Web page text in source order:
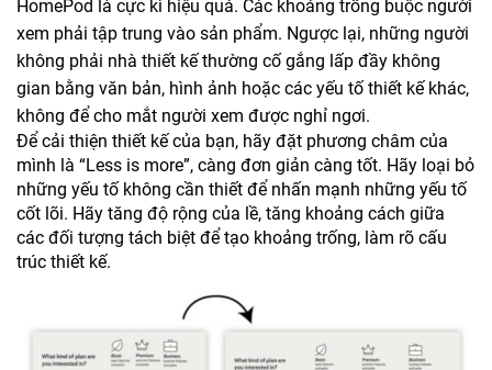
HomePod là cực kì hiệu quả. Các khoảng trống buộc người
xem phải tập trung vào sản phẩm. Ngược lại, những người
không phải nhà thiết kế thường cố gắng lấp đầy không
gian bằng văn bản, hình ảnh hoặc các yếu tố thiết kế khác,
không để cho mắt người xem được nghỉ ngơi.
Để cải thiện thiết kế của bạn, hãy đặt phương châm của
mình là “Less is more”, càng đơn giản càng tốt. Hãy loại bỏ
những yếu tố không cần thiết để nhấn mạnh những yếu tố
cốt lõi. Hãy tăng độ rộng của lề, tăng khoảng cách giữa
các đối tượng tách biệt để tạo khoảng trống, làm rõ cấu
trúc thiết kế.